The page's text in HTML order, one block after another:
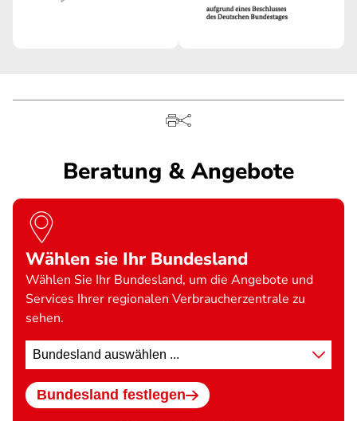
Beratung & Angebote
Wählen sie Ihr Bundesland
Wählen Sie Ihr Bundesland, um die Angebote und
Services Ihrer regionalen Verbraucherzentrale zu
sehen.
Standort
wählen
Bundesland festlegen